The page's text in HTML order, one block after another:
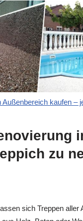
Außenbereich kaufen –
zu
sich Treppen aller